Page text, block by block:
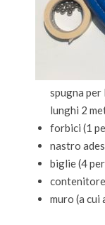
spugna
lunghi 2
forbici (1
nastro
biglie (4
muro (a cui